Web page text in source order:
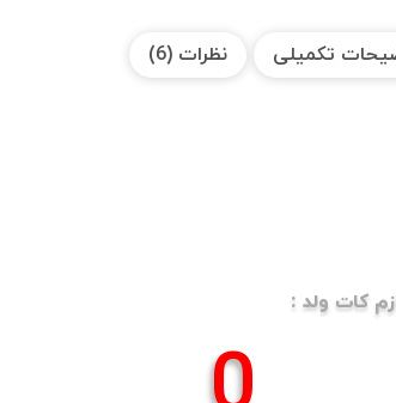
تکمیلی نظرات (6)
کات ولد :